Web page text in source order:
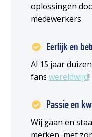
oplossingen
medewerkers
Eerlijk en
Al 15 jaar
fanswereldwijd!
Passie en
Wij gaan en
merken, met